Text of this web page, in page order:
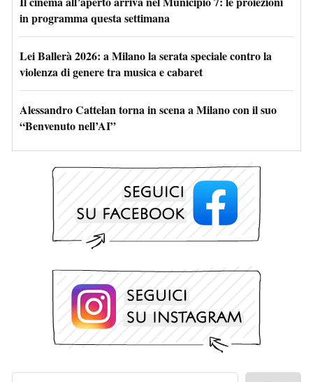
in programma questa settimana
Lei Ballerà 2026: a Milano la serata speciale contro la
violenza di genere tra musica e cabaret
Alessandro Cattelan torna in scena a Milano con il suo
“Benvenuto nell’AI”